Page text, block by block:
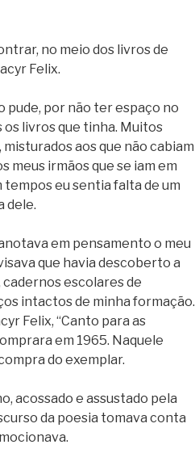
no meio dos livros de
Felix.
pude, por não ter espaço no
livros que tinha. Muitos
aos que não cabiam
meus irmãos que se iam em
eu sentia falta de um
dele.
em pensamento o meu
que havia descoberto a
cadernos escolares de
intactos de minha formação.
Felix, “Canto para as
em 1965. Naquele
do exemplar.
acossado e assustado pela
da poesia tomava conta